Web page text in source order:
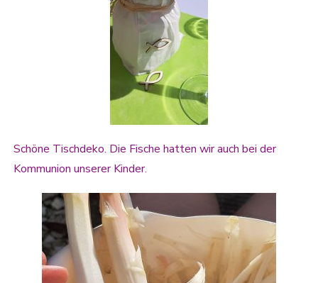
Schöne Tischdeko. Die Fische hatten wir auch bei der
Kommunion unserer Kinder.